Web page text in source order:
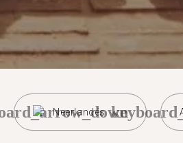
Neerlandés